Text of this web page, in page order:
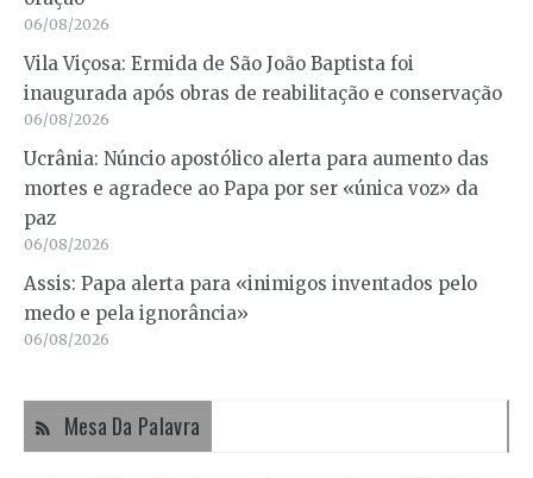
06/08/2026
Vila Viçosa: Ermida de São João Baptista foi
inaugurada após obras de reabilitação e conservação
06/08/2026
Ucrânia: Núncio apostólico alerta para aumento das
mortes e agradece ao Papa por ser «única voz» da
paz
06/08/2026
Assis: Papa alerta para «inimigos inventados pelo
medo e pela ignorância»
06/08/2026
Mesa Da Palavra